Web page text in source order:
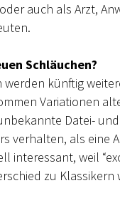
auch als Arzt,
Schläuchen?
werden künftig
Variationen
Datei-
verhalten, als eine
interessant, weil
zu Klassikern